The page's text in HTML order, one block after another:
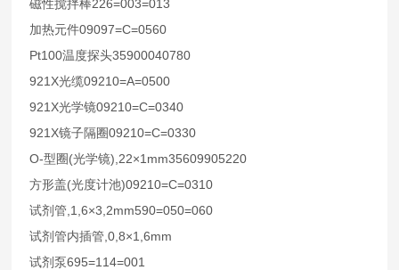
磁性搅拌棒226=003=013
加热元件09097=C=0560
Pt100温度探头35900040780
921X光缆09210=A=0500
921X光学镜09210=C=0340
921X镜子隔圈09210=C=0330
O-型圈 (光学镜),22×1mm35609905220
方形盖(光度计池)09210=C=0310
试剂管 ,1,6×3,2mm590=050=060
试剂管内插管 ,0,8×1,6mm
试剂泵695=114=001